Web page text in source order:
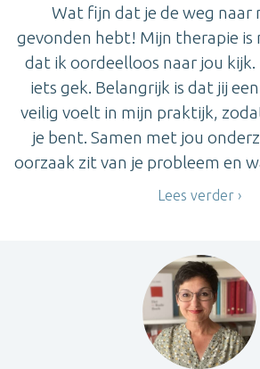
Wat fijn dat je de weg naar
gevonden hebt! Mijn therapie
dat ik oordeelloos naar jou kijk.
iets gek. Belangrijk is dat jij
veilig voelt in mijn praktijk,
je bent. Samen met jou
oorzaak zit van je probleem en
Lees verder